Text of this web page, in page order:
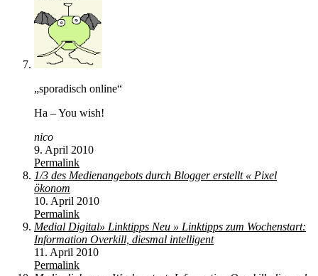
„sporadisch online“
Ha – You wish!
nico
9. April 2010
Permalink
1/3 des Medienangebots durch Blogger erstellt « Pixel
ökonom
10. April 2010
Permalink
Medial Digital» Linktipps Neu » Linktipps zum Wochenstart:
Information Overkill, diesmal intelligent
11. April 2010
Permalink